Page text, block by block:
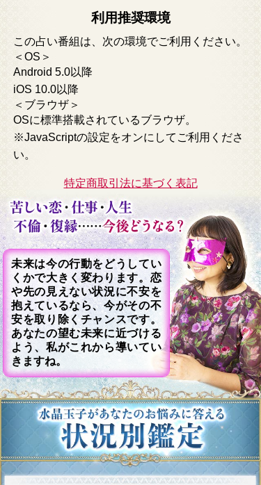
利用推奨環境
この占い番組は、次の環境でご利用ください。
＜OS＞
Android 5.0以降
iOS 10.0以降
＜ブラウザ＞
OSに標準搭載されているブラウザ。
※JavaScriptの設定をオンにしてご利用くださ
い。
特定商取引法に基づく表記
未来は今の行動をどうしてい
くかで大きく変わります。恋
や先の見えない状況に不安を
抱えているなら、今がその不
安を取り除くチャンスです。
あなたの望む未来に近づける
よう、私がこれから導いてい
きますね。